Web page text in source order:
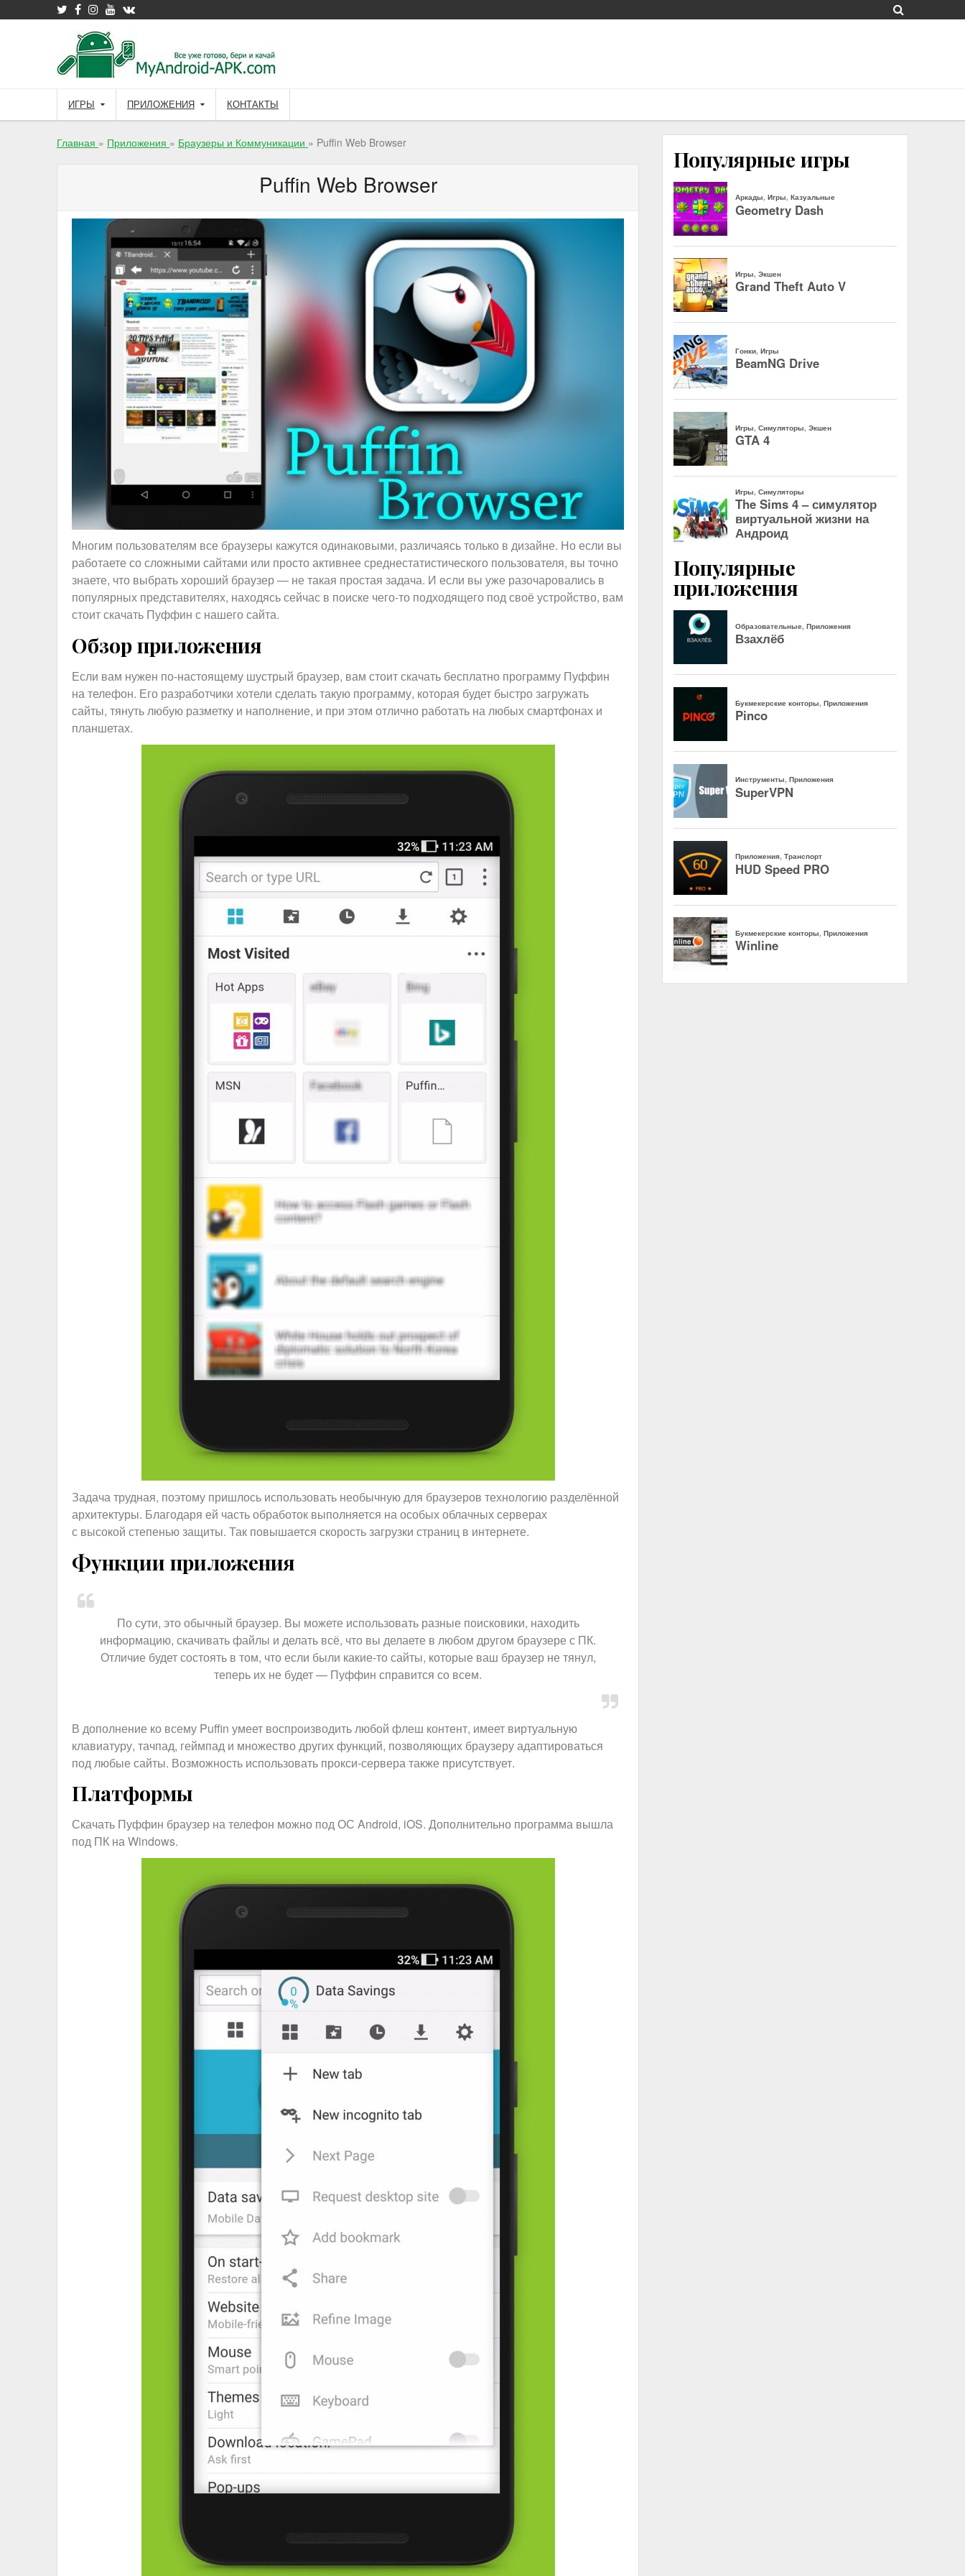
to
ИГРЫ ПРИЛОЖЕНИЯ КОНТАКТЫ
Главная » Приложения » Браузеры и Коммуникации » Puffin Web Browser
Puffin Web Browser
Многим пользователям все браузеры кажутся одинаковыми, различаясь только в дизайне. Но если вы
работаете со сложными сайтами или просто активнее среднестатистического пользователя, вы точно
знаете, что выбрать хороший браузер — не такая простая задача. И если вы уже разочаровались в
популярных представителях, находясь сейчас в поиске чего-то подходящего под своё устройство, вам
стоит скачать Пуффин с нашего сайта.
Обзор приложения
Если вам нужен по-настоящему шустрый браузер, вам стоит скачать бесплатно программу Пуффин
на телефон. Его разработчики хотели сделать такую программу, которая будет быстро загружать
сайты, тянуть любую разметку и наполнение, и при этом отлично работать на любых смартфонах и
планшетах.
Задача трудная, поэтому пришлось использовать необычную для браузеров технологию разделённой
архитектуры. Благодаря ей часть обработок выполняется на особых облачных серверах
с высокой степенью защиты. Так повышается скорость загрузки страниц в интернете.
Функции приложения
По сути, это обычный браузер. Вы можете использовать разные поисковики, находить
информацию, скачивать файлы и делать всё, что вы делаете в любом другом браузере с ПК.
Отличие будет состоять в том, что если были какие-то сайты, которые ваш браузер не тянул,
теперь их не будет — Пуффин справится со всем.
В дополнение ко всему Puffin умеет воспроизводить любой флеш контент, имеет виртуальную
клавиатуру, тачпад, геймпад и множество других функций, позволяющих браузеру адаптироваться
под любые сайты. Возможность использовать прокси-сервера также присутствует.
Платформы
Скачать Пуффин браузер на телефон можно под ОС Android, iOS. Дополнительно программа вышла
под ПК на Windows.
Популярные игры
Популярные
приложения